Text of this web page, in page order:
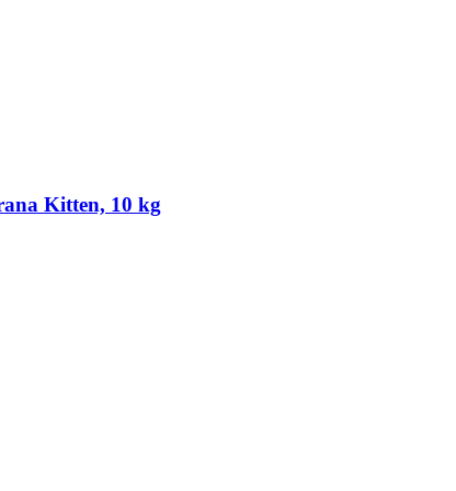
Kitten, 10 kg